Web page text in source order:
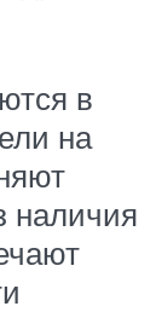
в
на
наличия